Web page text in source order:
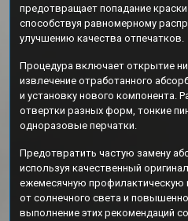
предотвращает попадание
способствуя равномерному
улучшению качества отпечатков.
Процедура включает открытие
извлечение отработанного
и установку нового компонента.
отвертки разных форм, тонкие
одноразовые перчатки.
Предотвратить частую замену
используя качественный
ежемесячную профилактическую
от солнечного света и
выполнение этих рекомендаций